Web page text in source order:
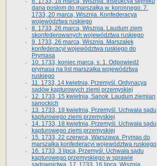
dana posłom do marszałka w. koronnego. 7.
1733, 20 marca, Wisznia. Konfederacya
województwa ruskiego
8. 1733, 26 marca, Wisznia. Laudum ziem
skonfederowanych województwa ruskiego
9. 1733, 26 marca, Wisznia. Marszałek
konfederacyi województwa ruskiego do
Prymasa
10. 1733, koniec marca, s. 1. Odpowiedź
prymasa na list marszałka województwa
ruskiego
11. 1733, 14 kwietnia, Przemyśl. Ordynacya
sądów kapturowych ziemi przemyskiej
12. 1733, 15 kwietnia, Sanok. Laudum ziemian
sanockich
13. 1733, 18 kwietnia, Przemyśl. Uchwała sądu
kapturowego ziemi przemyskiej
14. 1733, 18 kwietnia, Przemyśl. Uchwała sądu
kapturowego ziemi przemyskiej
15. 1733, 22 czerwca, Warszawa. Prymas do
marszałka konfederacyi województwa ruskiego
16. 1733, 3 lipca, Przemyśl. Uchwała sądu
kapturowego przemyskiego w sprawie
sądownictwa. 17. 1733, 16 lipca, Wisznia.